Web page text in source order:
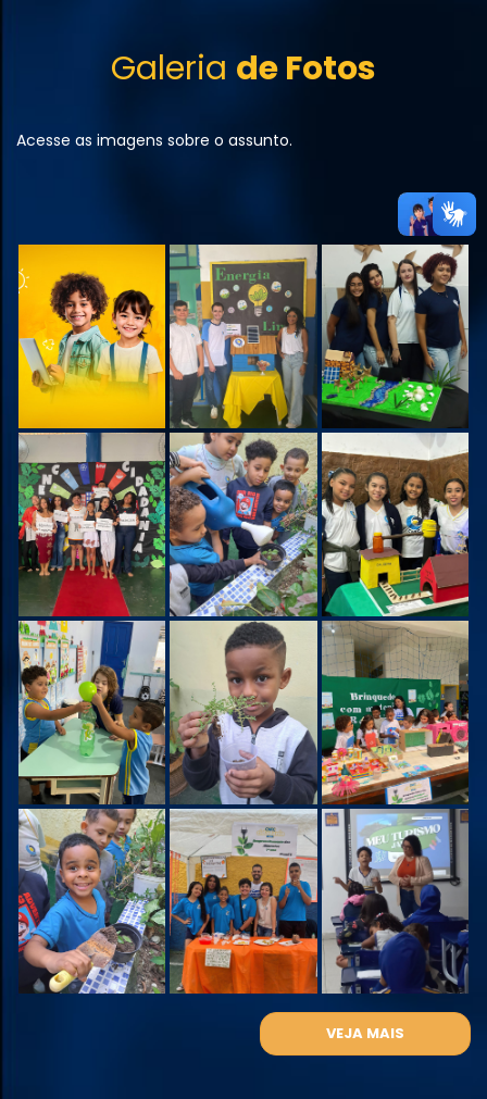
Galeria de Fotos
Acesse as imagens sobre o assunto.
VEJA MAIS